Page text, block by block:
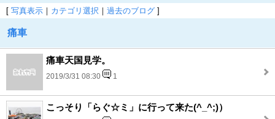
[ 写真表示 ｜ カテゴリ選択 ｜ 過去のブログ ]
痛車
痛車天国見学。
2019/3/31 08:30 1
こっそり「らぐ☆ミ」に行って来た(^_^;)）